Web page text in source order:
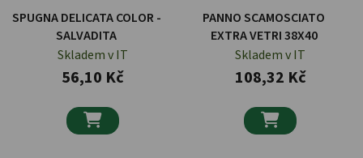
SPUGNA DELICATA COLOR -
SALVADITA
Skladem v IT
56,10 Kč

PANNO SCAMOSCIATO
EXTRA VETRI 38X40
Skladem v IT
108,32 Kč
